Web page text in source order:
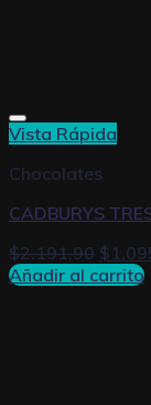
Vista Rápida
Chocolates
CADBURYS
$2.191,90 $
Añadir al carrito